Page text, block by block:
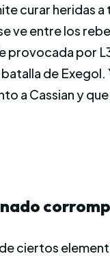
curar heridas
entre los
provocada por
de
a Cassian y
ciertos